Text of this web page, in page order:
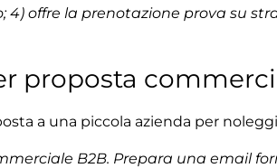
4) offre la prenotazione prova su
proposta
a una piccola azienda per
B2B. Prepara una email